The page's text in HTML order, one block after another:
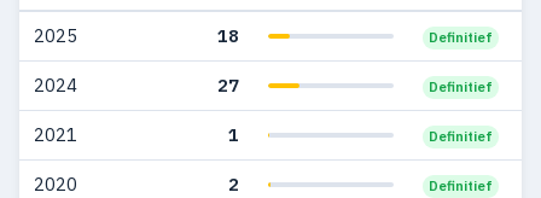
2025 18 Definitief
2024 27 Definitief
2021 1 Definitief
2020 2 Definitief